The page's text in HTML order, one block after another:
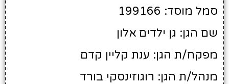
סמל מוסד: 199166
שם הגן: גן ילדים אלון
מפקח/ת הגן: ענת קליין קדם
מנהל/ת הגן: רוגוזינסקי בורד